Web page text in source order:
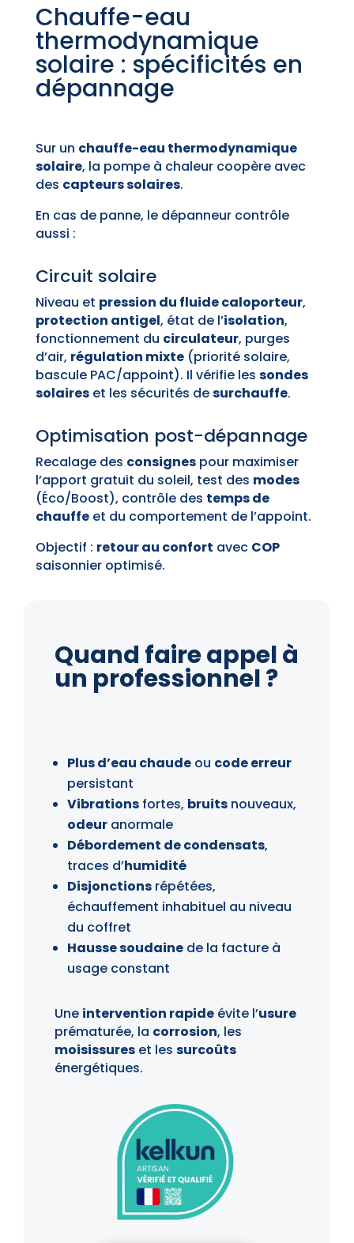
Chauffe-eau
thermodynamique
solaire : spécificités en
dépannage
Sur un chauffe-eau thermodynamique
solaire, la pompe à chaleur coopère avec
des capteurs solaires.
En cas de panne, le dépanneur contrôle
aussi :
Circuit solaire
Niveau et pression du fluide caloporteur,
protection antigel, état de l’isolation,
fonctionnement du circulateur, purges
d’air, régulation mixte(priorité solaire,
bascule PAC/appoint). Il vérifie les sondes
solaireset les sécurités desurchauffe.
Optimisation post-dépannage
Recalage des consignespour maximiser
l’apport gratuit du soleil, test des modes
(Éco/Boost), contrôle des temps de
chauffeet du comportement de l’appoint.
Objectif : retour au confort avec COP
saisonnier optimisé.
Quand faire appel à
un professionnel ?
Plus d’eau chaudeou code erreur
persistant
Vibrationsfortes, bruitsnouveaux,
odeuranormale
Débordement de condensats,
traces d’humidité
Disjonctionsrépétées,
échauffement inhabituel au niveau
du coffret
Hausse soudainede la facture à
usage constant
Une intervention rapideévite l’usure
prématurée, la corrosion, les
moisissureset les surcoûts
énergétiques.